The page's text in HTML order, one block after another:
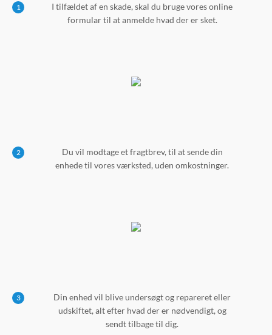
1
I tilfældet af en skade, skal du bruge vores online
formular til at anmelde hvad der er sket.
2
Du vil modtage et fragtbrev, til at sende din
enhede til vores værksted, uden omkostninger.
3
Din enhed vil blive undersøgt og repareret eller
udskiftet, alt efter hvad der er nødvendigt, og
sendt tilbage til dig.